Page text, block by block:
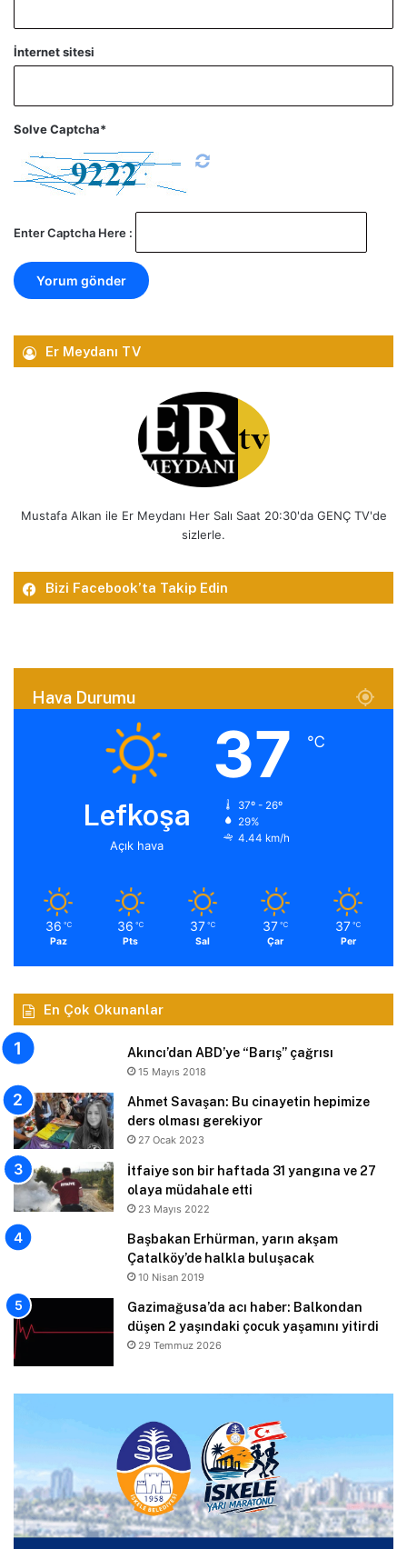
İnternet sitesi
Solve Captcha*
Enter Captcha Here :
Er Meydanı TV
Mustafa Alkan ile Er Meydanı Her Salı Saat 20:30'da GENÇ TV'de
sizlerle.
Bizi Facebook’ta Takip Edin
Hava Durumu
Lefkoşa
Açık hava
37 ℃
37º - 26º
29%
4.44 km/h
36 ℃
Paz
36 ℃
Pts
37 ℃
Sal
37 ℃
Çar
37 ℃
Per
En Çok Okunanlar
Akıncı’dan ABD’ye “Barış” çağrısı
15 Mayıs 2018
Ahmet Savaşan: Bu cinayetin hepimize
ders olması gerekiyor
27 Ocak 2023
İtfaiye son bir haftada 31 yangına ve 27
olaya müdahale etti
23 Mayıs 2022
Başbakan Erhürman, yarın akşam
Çatalköy’de halkla buluşacak
10 Nisan 2019
Gazimağusa’da acı haber: Balkondan
düşen 2 yaşındaki çocuk yaşamını yitirdi
29 Temmuz 2026